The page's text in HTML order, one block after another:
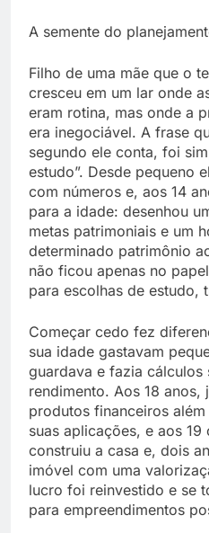
A semente do
Filho de uma mãe que o
cresceu em um lar onde
eram rotina, mas onde a
era inegociável. A frase
segundo ele conta, foi
estudo”. Desde pequeno
com números e, aos 14
para a idade: desenhou
metas patrimoniais e um
determinado patrimônio
não ficou apenas no
para escolhas de estudo,
Começar cedo fez
sua idade gastavam
guardava e fazia cálculos
rendimento. Aos 18 anos,
produtos financeiros
suas aplicações, e aos
construiu a casa e, dois
imóvel com uma
lucro foi reinvestido e se
para empreendimentos